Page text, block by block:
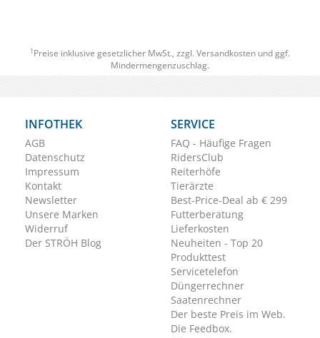
1 Preise inklusive gesetzlicher MwSt., zzgl. Versandkosten und ggf.
Mindermengenzuschlag.
INFOTHEK
AGB
Datenschutz
Impressum
Kontakt
Newsletter
Unsere Marken
Widerruf
Der STRÖH Blog
SERVICE
FAQ - Häufige Fragen
RidersClub
Reiterhöfe
Tierärzte
Best-Price-Deal ab € 299
Futterberatung
Lieferkosten
Neuheiten - Top 20
Produkttest
Servicetelefon
Düngerrechner
Saatenrechner
Der beste Preis im Web.
Die Feedbox.